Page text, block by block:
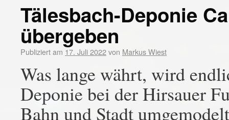
Tälesbach-Deponie
übergeben
Publiziert am 17. Juli 2022von Markus Wiest
Was lange währt, wird
Deponie bei der Hirsauer
Bahn und Stadt